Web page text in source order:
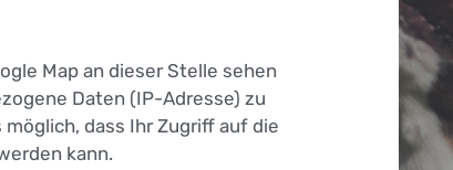
Map an dieser Stelle sehen
Daten (IP-Adresse) zu
dass Ihr Zugriff auf die
kann.